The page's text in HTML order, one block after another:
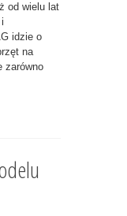
od wielu lat
idzie o
na
zarówno